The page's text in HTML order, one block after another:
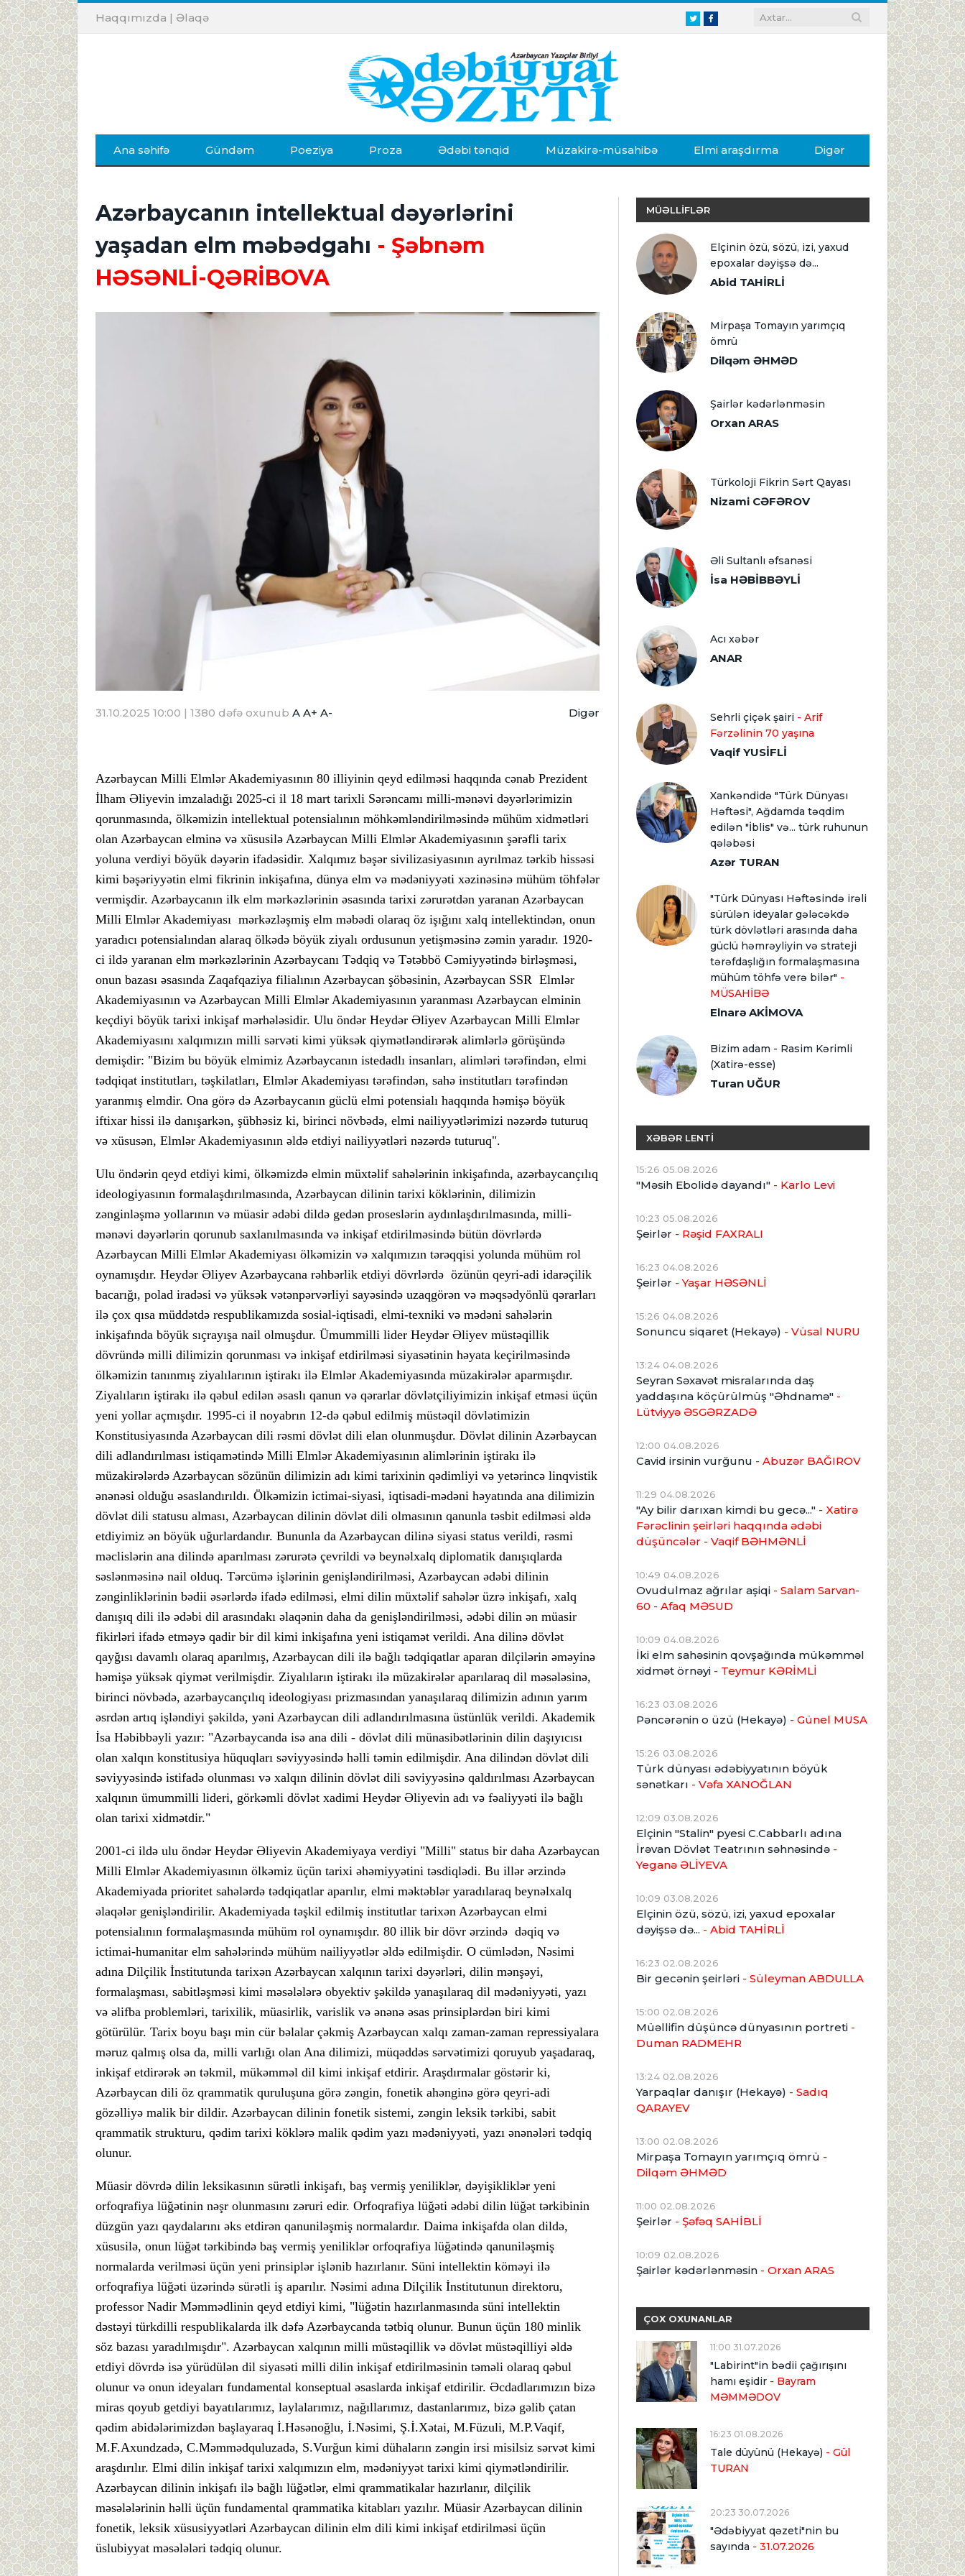
TwitterFacebook
Haqqımızda | Əlaqə
Ana səhifə Gündəm Poeziya Proza Ədəbi tənqid Müzakirə-müsahibə Elmi araşdırma Digər
Azərbaycanın intellektual dəyərlərini
yaşadan elm məbədgahı - Şəbnəm
HƏSƏNLİ-QƏRİBOVA
31.10.2025 10:00 | 1380 dəfə oxunub A A+ A- Digər
Azərbaycan Milli Elmlər Akademiyasının 80 illiyinin qeyd edilməsi haqqında cənab Prezident
İlham Əliyevin imzaladığı 2025-ci il 18 mart tarixli Sərəncamı milli-mənəvi dəyərlərimizin
qorunmasında, ölkəmizin intellektual potensialının möhkəmləndirilməsində mühüm xidmətləri
olan Azərbaycan elminə və xüsusilə Azərbaycan Milli Elmlər Akademiyasının şərəfli tarix
yoluna verdiyi böyük dəyərin ifadəsidir. Xalqımız bəşər sivilizasiyasının ayrılmaz tərkib hissəsi
kimi bəşəriyyətin elmi fikrinin inkişafına, dünya elm və mədəniyyəti xəzinəsinə mühüm töhfələr
vermişdir. Azərbaycanın ilk elm mərkəzlərinin əsasında tarixi zərurətdən yaranan Azərbaycan
Milli Elmlər Akademiyası mərkəzləşmiş elm məbədi olaraq öz işığını xalq intellektindən, onun
yaradıcı potensialından alaraq ölkədə böyük ziyalı ordusunun yetişməsinə zəmin yaradır. 1920-
ci ildə yaranan elm mərkəzlərinin Azərbaycanı Tədqiq və Tətəbbö Cəmiyyətində birləşməsi,
onun bazası əsasında Zaqafqaziya filialının Azərbaycan şöbəsinin, Azərbaycan SSR Elmlər
Akademiyasının və Azərbaycan Milli Elmlər Akademiyasının yaranması Azərbaycan elminin
keçdiyi böyük tarixi inkişaf mərhələsidir. Ulu öndər Heydər Əliyev Azərbaycan Milli Elmlər
Akademiyasını xalqımızın milli sərvəti kimi yüksək qiymətləndirərək alimlərlə görüşündə
demişdir: "Bizim bu böyük elmimiz Azərbaycanın istedadlı insanları, alimləri tərəfindən, elmi
tədqiqat institutları, təşkilatları, Elmlər Akademiyası tərəfindən, sahə institutları tərəfindən
yaranmış elmdir. Ona görə də Azərbaycanın güclü elmi potensialı haqqında həmişə böyük
iftixar hissi ilə danışarkən, şübhəsiz ki, birinci növbədə, elmi nailiyyətlərimizi nəzərdə tuturuq
və xüsusən, Elmlər Akademiyasının əldə etdiyi nailiyyətləri nəzərdə tuturuq".
Ulu öndərin qeyd etdiyi kimi, ölkəmizdə elmin müxtəlif sahələrinin inkişafında, azərbaycançılıq
ideologiyasının formalaşdırılmasında, Azərbaycan dilinin tarixi köklərinin, dilimizin
zənginləşmə yollarının və müasir ədəbi dildə gedən proseslərin aydınlaşdırılmasında, milli-
mənəvi dəyərlərin qorunub saxlanılmasında və inkişaf etdirilməsində bütün dövrlərdə
Azərbaycan Milli Elmlər Akademiyası ölkəmizin və xalqımızın tərəqqisi yolunda mühüm rol
oynamışdır. Heydər Əliyev Azərbaycana rəhbərlik etdiyi dövrlərdə özünün qeyri-adi idarəçilik
bacarığı, polad iradəsi və yüksək vətənpərvərliyi sayəsində uzaqgörən və məqsədyönlü qərarları
ilə çox qısa müddətdə respublikamızda sosial-iqtisadi, elmi-texniki və mədəni sahələrin
inkişafında böyük sıçrayışa nail olmuşdur. Ümummilli lider Heydər Əliyev müstəqillik
dövründə milli dilimizin qorunması və inkişaf etdirilməsi siyasətinin həyata keçirilməsində
ölkəmizin tanınmış ziyalılarının iştirakı ilə Elmlər Akademiyasında müzakirələr aparmışdır.
Ziyalıların iştirakı ilə qəbul edilən əsaslı qanun və qərarlar dövlətçiliyimizin inkişaf etməsi üçün
yeni yollar açmışdır. 1995-ci il noyabrın 12-də qəbul edilmiş müstəqil dövlətimizin
Konstitusiyasında Azərbaycan dili rəsmi dövlət dili elan olunmuşdur. Dövlət dilinin Azərbaycan
dili adlandırılması istiqamətində Milli Elmlər Akademiyasının alimlərinin iştirakı ilə
müzakirələrdə Azərbaycan sözünün dilimizin adı kimi tarixinin qədimliyi və yetərincə linqvistik
ənənəsi olduğu əsaslandırıldı. Ölkəmizin ictimai-siyasi, iqtisadi-mədəni həyatında ana dilimizin
dövlət dili statusu alması, Azərbaycan dilinin dövlət dili olmasının qanunla təsbit edilməsi əldə
etdiyimiz ən böyük uğurlardandır. Bununla da Azərbaycan dilinə siyasi status verildi, rəsmi
məclislərin ana dilində aparılması zərurətə çevrildi və beynəlxalq diplomatik danışıqlarda
səslənməsinə nail olduq. Tərcümə işlərinin genişləndirilməsi, Azərbaycan ədəbi dilinin
zənginliklərinin bədii əsərlərdə ifadə edilməsi, elmi dilin müxtəlif sahələr üzrə inkişafı, xalq
danışıq dili ilə ədəbi dil arasındakı əlaqənin daha da genişləndirilməsi, ədəbi dilin ən müasir
fikirləri ifadə etməyə qadir bir dil kimi inkişafına yeni istiqamət verildi. Ana dilinə dövlət
qayğısı davamlı olaraq aparılmış, Azərbaycan dili ilə bağlı tədqiqatlar aparan dilçilərin əməyinə
həmişə yüksək qiymət verilmişdir. Ziyalıların iştirakı ilə müzakirələr aparılaraq dil məsələsinə,
birinci növbədə, azərbaycançılıq ideologiyası prizmasından yanaşılaraq dilimizin adının yarım
əsrdən artıq işləndiyi şəkildə, yəni Azərbaycan dili adlandırılmasına üstünlük verildi. Akademik
İsa Həbibbəyli yazır: "Azərbaycanda isə ana dili - dövlət dili münasibətlərinin dilin daşıyıcısı
olan xalqın konstitusiya hüquqları səviyyəsində həlli təmin edilmişdir. Ana dilindən dövlət dili
səviyyəsində istifadə olunması və xalqın dilinin dövlət dili səviyyəsinə qaldırılması Azərbaycan
xalqının ümummilli lideri, görkəmli dövlət xadimi Heydər Əliyevin adı və fəaliyyəti ilə bağlı
olan tarixi xidmətdir."
2001-ci ildə ulu öndər Heydər Əliyevin Akademiyaya verdiyi "Milli" status bir daha Azərbaycan
Milli Elmlər Akademiyasının ölkəmiz üçün tarixi əhəmiyyətini təsdiqlədi. Bu illər ərzində
Akademiyada prioritet sahələrdə tədqiqatlar aparılır, elmi məktəblər yaradılaraq beynəlxalq
əlaqələr genişləndirilir. Akademiyada təşkil edilmiş institutlar tarixən Azərbaycan elmi
potensialının formalaşmasında mühüm rol oynamışdır. 80 illik bir dövr ərzində dəqiq və
ictimai-humanitar elm sahələrində mühüm nailiyyətlər əldə edilmişdir. O cümlədən, Nəsimi
adına Dilçilik İnstitutunda tarixən Azərbaycan xalqının tarixi dəyərləri, dilin mənşəyi,
formalaşması, sabitləşməsi kimi məsələlərə obyektiv şəkildə yanaşılaraq dil mədəniyyəti, yazı
və əlifba problemləri, tarixilik, müasirlik, varislik və ənənə əsas prinsiplərdən biri kimi
götürülür. Tarix boyu başı min cür bəlalar çəkmiş Azərbaycan xalqı zaman-zaman repressiyalara
məruz qalmış olsa da, milli varlığı olan Ana dilimizi, müqəddəs sərvətimizi qoruyub yaşadaraq,
inkişaf etdirərək ən təkmil, mükəmməl dil kimi inkişaf etdirir. Araşdırmalar göstərir ki,
Azərbaycan dili öz qrammatik quruluşuna görə zəngin, fonetik ahənginə görə qeyri-adi
gözəlliyə malik bir dildir. Azərbaycan dilinin fonetik sistemi, zəngin leksik tərkibi, sabit
qrammatik strukturu, qədim tarixi köklərə malik qədim yazı mədəniyyəti, yazı ənənələri tədqiq
olunur.
Müasir dövrdə dilin leksikasının sürətli inkişafı, baş vermiş yeniliklər, dəyişikliklər yeni
orfoqrafiya lüğətinin nəşr olunmasını zəruri edir. Orfoqrafiya lüğəti ədəbi dilin lüğət tərkibinin
düzgün yazı qaydalarını əks etdirən qanuniləşmiş normalardır. Daima inkişafda olan dildə,
xüsusilə, onun lüğət tərkibində baş vermiş yeniliklər orfoqrafiya lüğətində qanuniləşmiş
normalarda verilməsi üçün yeni prinsiplər işlənib hazırlanır. Süni intellektin köməyi ilə
orfoqrafiya lüğəti üzərində sürətli iş aparılır. Nəsimi adına Dilçilik İnstitutunun direktoru,
professor Nadir Məmmədlinin qeyd etdiyi kimi, "lüğətin hazırlanmasında süni intellektin
dəstəyi türkdilli respublikalarda ilk dəfə Azərbaycanda tətbiq olunur. Bunun üçün 180 minlik
söz bazası yaradılmışdır". Azərbaycan xalqının milli müstəqillik və dövlət müstəqilliyi əldə
etdiyi dövrdə isə yürüdülən dil siyasəti milli dilin inkişaf etdirilməsinin təməli olaraq qəbul
olunur və onun ideyaları fundamental konseptual əsaslarda inkişaf etdirilir. Əcdadlarımızın bizə
miras qoyub getdiyi bayatılarımız, laylalarımız, nağıllarımız, dastanlarımız, bizə gəlib çatan
qədim abidələrimizdən başlayaraq İ.Həsənoğlu, İ.Nəsimi, Ş.İ.Xətai, M.Füzuli, M.P.Vaqif,
M.F.Axundzadə, C.Məmmədquluzadə, S.Vurğun kimi dühaların zəngin irsi misilsiz sərvət kimi
araşdırılır. Elmi dilin inkişaf tarixi xalqımızın elm, mədəniyyət tarixi kimi qiymətləndirilir.
Azərbaycan dilinin inkişafı ilə bağlı lüğətlər, elmi qrammatikalar hazırlanır, dilçilik
məsələlərinin həlli üçün fundamental qrammatika kitabları yazılır. Müasir Azərbaycan dilinin
fonetik, leksik xüsusiyyətləri Azərbaycan dilinin elm dili kimi inkişaf etdirilməsi üçün
üslubiyyat məsələləri tədqiq olunur.
MÜƏLLİFLƏR
Elçinin özü, sözü, izi, yaxud
epoxalar dəyişsə də...
Abid TAHİRLİ
Mirpaşa Tomayın yarımçıq
ömrü
Dilqəm ƏHMƏD
Şairlər kədərlənməsin
Orxan ARAS
Türkoloji Fikrin Sərt Qayası
Nizami CƏFƏROV
Əli Sultanlı əfsanəsi
İsa HƏBİBBƏYLİ
Acı xəbər
ANAR
Sehrli çiçək şairi - Arif
Fərzəlinin 70 yaşına
Vaqif YUSİFLİ
Xankəndidə "Türk Dünyası
Həftəsi", Ağdamda təqdim
edilən "İblis" və... türk ruhunun
qələbəsi
Azər TURAN
"Türk Dünyası Həftəsində irəli
sürülən ideyalar gələcəkdə
türk dövlətləri arasında daha
güclü həmrəyliyin və strateji
tərəfdaşlığın formalaşmasına
mühüm töhfə verə bilər" -
MÜSAHİBƏ
Elnarə AKİMOVA
Bizim adam - Rasim Kərimli
(Xatirə-esse)
Turan UĞUR
XƏBƏR LENTİ
15:26 05.08.2026
"Məsih Ebolidə dayandı" - Karlo Levi
10:23 05.08.2026
Şeirlər - Rəşid FAXRALI
16:23 04.08.2026
Şeirlər - Yaşar HƏSƏNLİ
15:26 04.08.2026
Sonuncu siqaret (Hekayə) - Vüsal NURU
13:24 04.08.2026
Seyran Səxavət misralarında daş
yaddaşına köçürülmüş "Əhdnamə" -
Lütviyyə ƏSGƏRZADƏ
12:00 04.08.2026
Cavid irsinin vurğunu - Abuzər BAĞIROV
11:29 04.08.2026
"Ay bilir darıxan kimdi bu gecə..." - Xatirə
Fərəclinin şeirləri haqqında ədəbi
düşüncələr - Vaqif BƏHMƏNLİ
10:49 04.08.2026
Ovudulmaz ağrılar aşiqi - Salam Sarvan-
60 - Afaq MƏSUD
10:09 04.08.2026
İki elm sahəsinin qovşağında mükəmməl
xidmət örnəyi - Teymur KƏRİMLİ
16:23 03.08.2026
Pəncərənin o üzü (Hekayə) - Günel MUSA
15:26 03.08.2026
Türk dünyası ədəbiyyatının böyük
sənətkarı - Vəfa XANOĞLAN
12:09 03.08.2026
Elçinin "Stalin" pyesi C.Cabbarlı adına
İrəvan Dövlət Teatrının səhnəsində -
Yeganə ƏLİYEVA
10:09 03.08.2026
Elçinin özü, sözü, izi, yaxud epoxalar
dəyişsə də... - Abid TAHİRLİ
16:23 02.08.2026
Bir gecənin şeirləri - Süleyman ABDULLA
15:00 02.08.2026
Müəllifin düşüncə dünyasının portreti -
Duman RADMEHR
13:24 02.08.2026
Yarpaqlar danışır (Hekayə) - Sadıq
QARAYEV
13:00 02.08.2026
Mirpaşa Tomayın yarımçıq ömrü -
Dilqəm ƏHMƏD
11:00 02.08.2026
Şeirlər - Şəfəq SAHİBLİ
10:09 02.08.2026
Şairlər kədərlənməsin - Orxan ARAS
ÇOX OXUNANLAR
11:00 31.07.2026
"Labirint"in bədii çağırışını
hamı eşidir - Bayram
MƏMMƏDOV
16:23 01.08.2026
Tale düyünü (Hekayə) - Gül
TURAN
20:23 30.07.2026
"Ədəbiyyat qəzeti"nin bu
sayında - 31.07.2026